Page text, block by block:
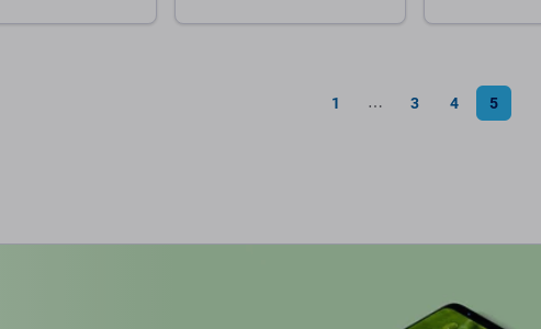
1 ⋯ 3 4 5